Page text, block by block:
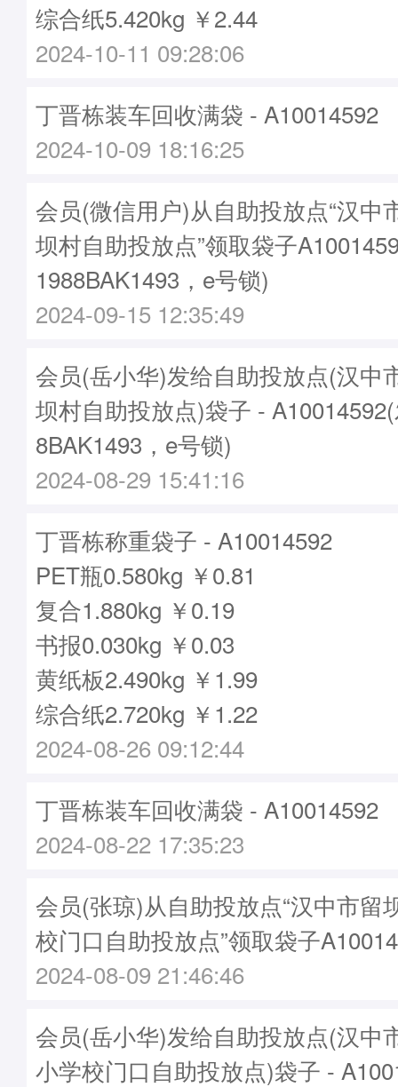
综合纸5.420kg ￥2.44
2024-10-11 09:28:06
丁晋栋装车回收满袋 - A10014592
2024-10-09 18:16:25
会员(微信用户)从自助投放点“汉中
坝村自助投放点”领取袋子
1988BAK1493，e号锁)
2024-09-15 12:35:49
会员(岳小华)发给自助投放点(汉中
坝村自助投放点)袋子 -
8BAK1493，e号锁)
2024-08-29 15:41:16
丁晋栋称重袋子 - A10014592
PET瓶0.580kg ￥0.81
复合1.880kg ￥0.19
书报0.030kg ￥0.03
黄纸板2.490kg ￥1.99
综合纸2.720kg ￥1.22
2024-08-26 09:12:44
丁晋栋装车回收满袋 - A10014592
2024-08-22 17:35:23
会员(张琼)从自助投放点“汉中市留
校门口自助投放点”领取袋子
2024-08-09 21:46:46
会员(岳小华)发给自助投放点(汉中
小学校门口自助投放点)袋子 -